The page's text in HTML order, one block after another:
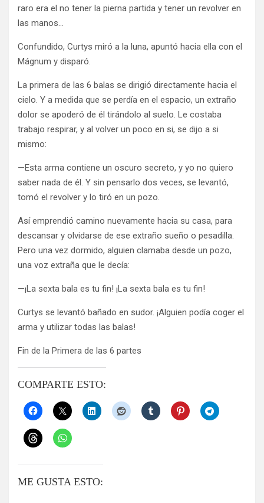
raro era el no tener la pierna partida y tener un revolver en
las manos…
Confundido, Curtys miró a la luna, apuntó hacia ella con el
Mágnum y disparó.
La primera de las 6 balas se dirigió directamente hacia el
cielo. Y a medida que se perdía en el espacio, un extraño
dolor se apoderó de él tirándolo al suelo. Le costaba
trabajo respirar, y al volver un poco en si, se dijo a si
mismo:
—Esta arma contiene un oscuro secreto, y yo no quiero
saber nada de él. Y sin pensarlo dos veces, se levantó,
tomó el revolver y lo tiró en un pozo.
Así emprendió camino nuevamente hacia su casa, para
descansar y olvidarse de ese extraño sueño o pesadilla.
Pero una vez dormido, alguien clamaba desde un pozo,
una voz extraña que le decía:
—¡La sexta bala es tu fin! ¡La sexta bala es tu fin!
Curtys se levantó bañado en sudor. ¡Alguien podía coger el
arma y utilizar todas las balas!
Fin de la Primera de las 6 partes
COMPARTE ESTO:
ME GUSTA ESTO: